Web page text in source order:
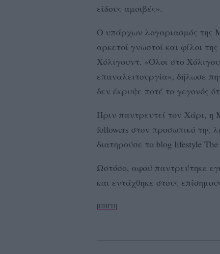
είδους αμοιβές».
Ο υπάρχων λογαριασμός της
αρκετοί γνωστοί και φίλοι
Χόλιγουντ. «Όλοι στο
επαναλειτουργία», δήλωσε
δεν έκρυψε ποτέ το γεγονός
Πριν παντρευτεί τον Χάρι,
followers στον προσωπικό της
διατηρούσε το blog lifestyle
Ωστόσο, αφού παντρεύτηκε
και εντάχθηκε στους
[ΠΗΓΗ]